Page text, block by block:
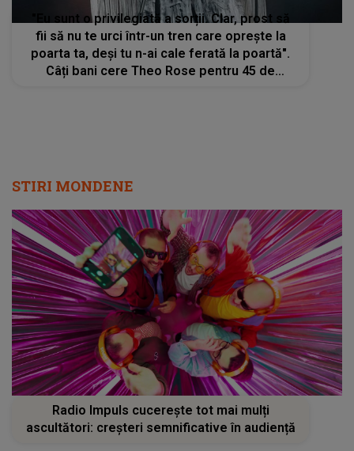
"Eu sunt o privilegiată a sorții. Clar, prost să
fii să nu te urci într-un tren care oprește la
poarta ta, deși tu n-ai cale ferată la poartă".
Câți bani cere Theo Rose pentru 45 de
STIRI MONDENE
Radio Impuls cucerește tot mai mulți
ascultători: creșteri semnificative în audiență